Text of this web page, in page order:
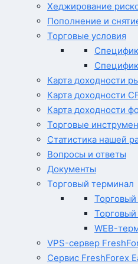
Хеджирование
Пополнение и
Торговые условия
Карта доходности
Карта доходности
Карта доходности
Торговые
Статистика нашей
Вопросы и ответы
Документы
Торговый терминал
WEB-
VPS-сервер
Сервис FreshForex